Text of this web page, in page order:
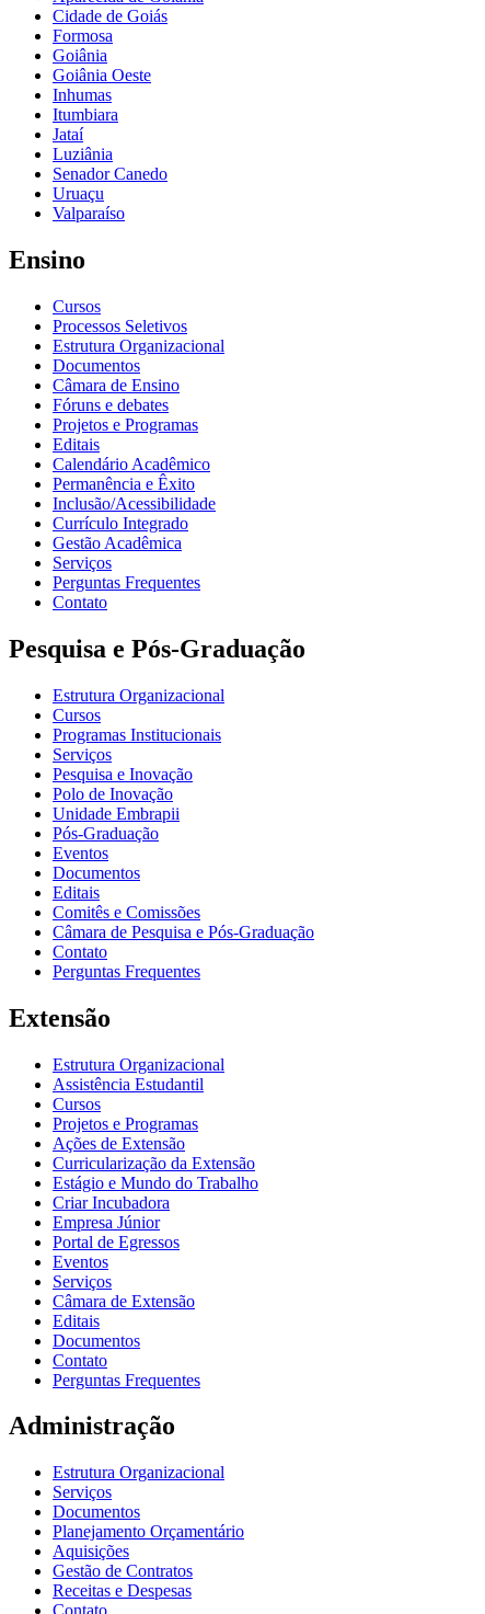
Cidade de Goiás
Formosa
Goiânia
Goiânia Oeste
Inhumas
Itumbiara
Jataí
Luziânia
Senador Canedo
Uruaçu
Valparaíso
Ensino
Cursos
Processos Seletivos
Estrutura Organizacional
Documentos
Câmara de Ensino
Fóruns e debates
Projetos e Programas
Editais
Calendário Acadêmico
Permanência e Êxito
Inclusão/Acessibilidade
Currículo Integrado
Gestão Acadêmica
Serviços
Perguntas Frequentes
Contato
Pesquisa e Pós-Graduação
Estrutura Organizacional
Cursos
Programas Institucionais
Serviços
Pesquisa e Inovação
Polo de Inovação
Unidade Embrapii
Pós-Graduação
Eventos
Documentos
Editais
Comitês e Comissões
Câmara de Pesquisa e Pós-Graduação
Contato
Perguntas Frequentes
Extensão
Estrutura Organizacional
Assistência Estudantil
Cursos
Projetos e Programas
Ações de Extensão
Curricularização da Extensão
Estágio e Mundo do Trabalho
Criar Incubadora
Empresa Júnior
Portal de Egressos
Eventos
Serviços
Câmara de Extensão
Editais
Documentos
Contato
Perguntas Frequentes
Administração
Estrutura Organizacional
Serviços
Documentos
Planejamento Orçamentário
Aquisições
Gestão de Contratos
Receitas e Despesas